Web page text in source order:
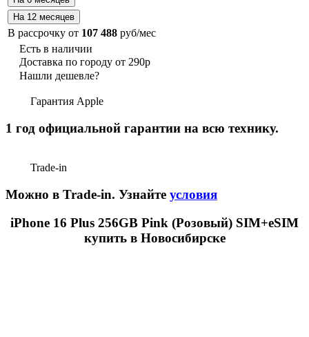
В рассрочку от 107 488 руб/мес
Есть в наличии
Доставка по городу от 290р
Нашли дешевле?
Гарантия Apple
1 год официальной гарантии на всю технику.
Trade-in
Можно в Trade-in. Узнайте условия
iPhone 16 Plus 256GB Pink (Розовый) SIM+eSIM
купить в Новосибирске